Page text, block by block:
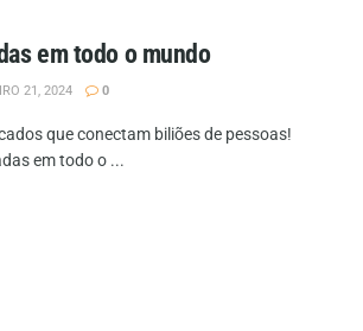
em todo o mundo
21, 2024 0
que conectam biliões de pessoas!
em todo o ...